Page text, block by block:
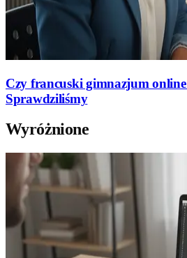
Czy francuski gimnazjum online
Sprawdziliśmy
Wyróżnione